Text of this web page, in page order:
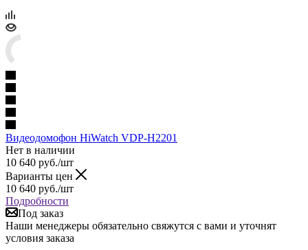
Видеодомофон HiWatch VDP-H2201
Нет в наличии
10 640 руб./шт
Варианты цен
10 640 руб./шт
Подробности
Под заказ
Наши менеджеры обязательно свяжутся с вами и уточнят
условия заказа